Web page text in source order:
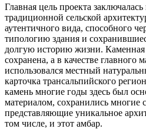
Главная цель проекта
традиционной сельской
аутентичного вида, способного
типологию здания и
долгую историю жизни. Каменная
сохранена, а в качестве главного
использовался местный
карточка трансальпийского
камень многие годы здесь был
материалом, сохранились многие
представляющие уникальное
том числе, и этот амбар.